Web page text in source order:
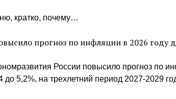
кратко, почему…
прогноз по инфляции в 2026 году
России повысило прогноз по
до 5,2%, на трехлетний период 2027-2029